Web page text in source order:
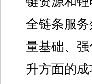
全链条服
量基础、
升方面的